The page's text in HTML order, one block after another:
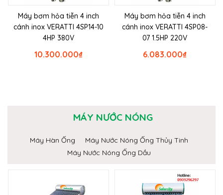
Máy bơm hỏa tiễn 4 inch
cánh inox VERATTI 4SP14-10
4HP 380V
₫
10.300.000
Máy bơm hỏa tiễn 4 inch
cánh inox VERATTI 4SP08-
07 1.5HP 220V
₫
6.083.000
MÁY NƯỚC NÓNG
Máy Hàn Ống
Máy Nước Nóng Ống Thủy Tinh
Máy Nước Nóng Ống Dầu